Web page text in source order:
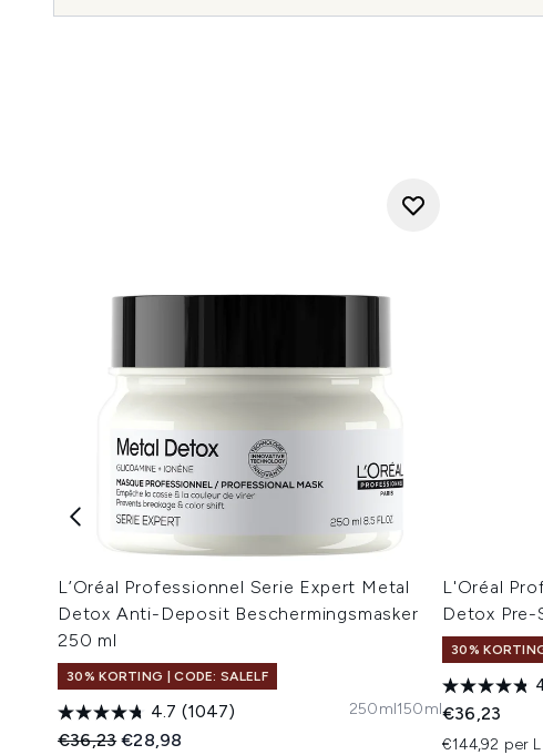
L’Oréal Professionnel Serie Expert Metal
Detox Anti-Deposit Beschermingsmasker
250 ml
30% KORTING | CODE: SALELF
4.7 (1047)
Recommended Retail Price:
€36,23Huidige prijs:
€28,98
250ml150ml
L'Oréal
Detox Pre-
30%
€36,23
€144,92 per L